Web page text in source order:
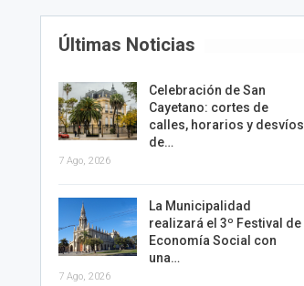
Últimas Noticias
Celebración de San
Cayetano: cortes de
calles, horarios y desvíos
de…
7 Ago, 2026
La Municipalidad
realizará el 3º Festival de
Economía Social con
una…
7 Ago, 2026